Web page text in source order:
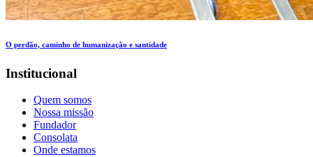
O perdão, caminho de humanização e santidade
Institucional
Quem somos
Nossa missão
Fundador
Consolata
Onde estamos